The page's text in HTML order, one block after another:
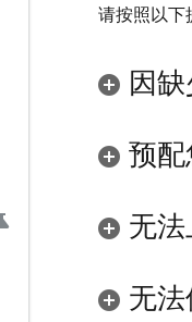
请按照以下
因
预
无
无法